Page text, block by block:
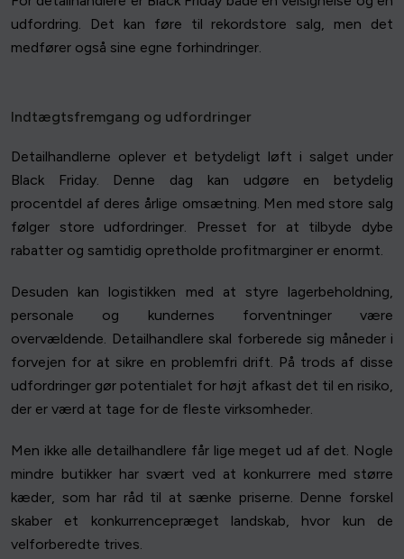
udfordring. Det kan føre til rekordstore salg, men det
medfører også sine egne forhindringer.
Indtægtsfremgang og udfordringer
Detailhandlerne oplever et betydeligt løft i salget under
Black Friday. Denne dag kan udgøre en betydelig
procentdel af deres årlige omsætning. Men med store salg
følger store udfordringer. Presset for at tilbyde dybe
rabatter og samtidig opretholde profitmarginer er enormt.
Desuden kan logistikken med at styre lagerbeholdning,
personale og kundernes forventninger være
overvældende. Detailhandlere skal forberede sig måneder i
forvejen for at sikre en problemfri drift. På trods af disse
udfordringer gør potentialet for højt afkast det til en risiko,
der er værd at tage for de fleste virksomheder.
Men ikke alle detailhandlere får lige meget ud af det. Nogle
mindre butikker har svært ved at konkurrere med større
kæder, som har råd til at sænke priserne. Denne forskel
skaber et konkurrencepræget landskab, hvor kun de
velforberedte trives.